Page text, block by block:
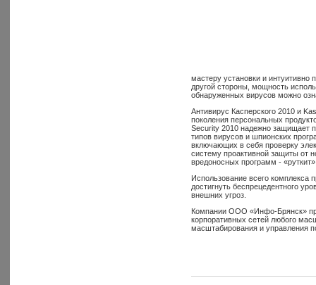
мастеру установки и
другой стороны, мощность
обнаруженных вирусов можно
Антивирус Касперского 2010 и
поколения персональных
Security 2010 надежно защищает
типов вирусов и шпионских
включающих в себя проверку
систему проактивной защиты от
вредоносных программ -
Использование всего комплекса
достигнуть беспрецедентного
внешних угроз.
Компании ООО «Инфо-Брянск»
корпоративных сетей любого
масштабирования и управления